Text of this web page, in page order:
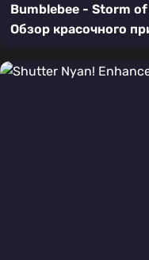
Bumblebee - Storm
Обзор красочного